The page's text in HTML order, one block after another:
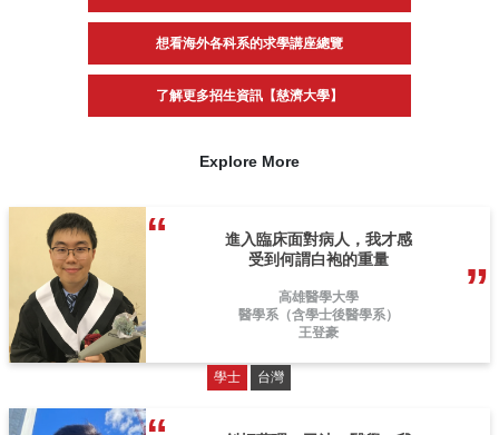
想看海外各科系的求學講座總覽
了解更多招生資訊【慈濟大學】
Explore More
進入臨床面對病人，我才感
受到何謂白袍的重量
高雄醫學大學
醫學系（含學士後醫學系）
王登豪
學士 台灣